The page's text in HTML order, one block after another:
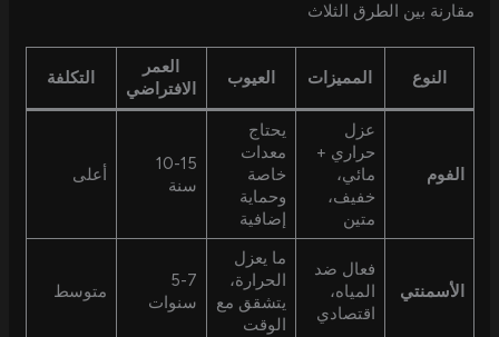
مقارنة بين الطرق الثلاث
النوع المميزات العيوب
العمر
الافتراضي
التكلفة
الفوم
عزل
حراري +
مائي،
خفيف،
متين
يحتاج
معدات
خاصة
وحماية
إضافية
10-15
سنة
أعلى
الأسمنتي
فعال ضد
المياه،
اقتصادي
ما يعزل
الحرارة،
يتشقق مع
الوقت
5-7
سنوات
متوسط